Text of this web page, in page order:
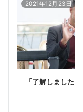
2021年12月23日
「了解しました